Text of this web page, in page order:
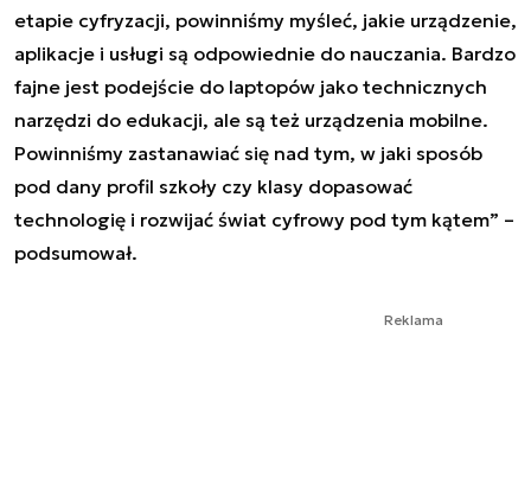
etapie cyfryzacji, powinniśmy myśleć, jakie urządzenie,
aplikacje i usługi są odpowiednie do nauczania. Bardzo
fajne jest podejście do laptopów jako technicznych
narzędzi do edukacji, ale są też urządzenia mobilne.
Powinniśmy zastanawiać się nad tym, w jaki sposób
pod dany profil szkoły czy klasy dopasować
technologię i rozwijać świat cyfrowy pod tym kątem” –
podsumował.
Reklama